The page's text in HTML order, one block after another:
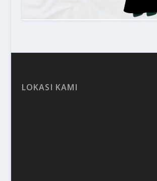
LOKASI KAMI